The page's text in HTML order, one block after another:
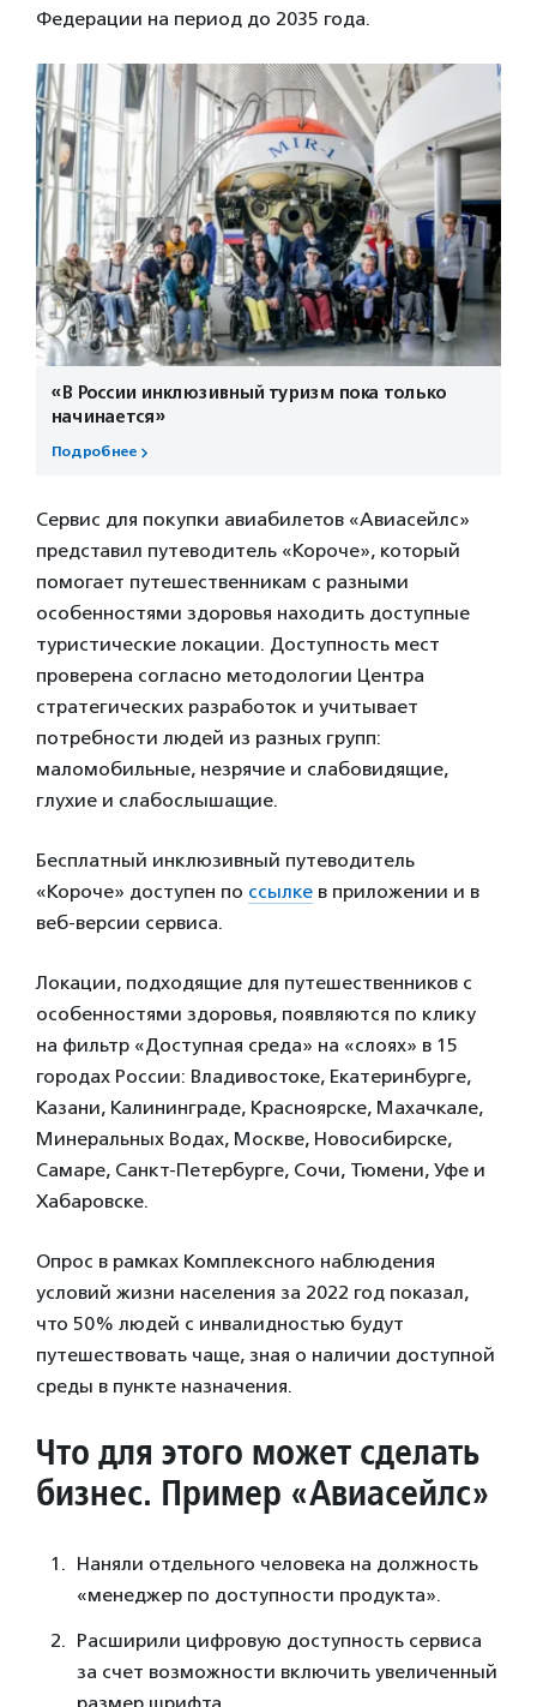
Федерации на период до 2035 года.
«В России инклюзивный туризм пока только
начинается»
Подробнее
Сервис для покупки авиабилетов «Авиасейлс»
представил путеводитель «Короче», который
помогает путешественникам с разными
особенностями здоровья находить доступные
туристические локации. Доступность мест
проверена согласно методологии Центра
стратегических разработок и учитывает
потребности людей из разных групп:
маломобильные, незрячие и слабовидящие,
глухие и слабослышащие.
Бесплатный инклюзивный путеводитель
«Короче» доступен по ссылке в приложении и в
веб-версии сервиса.
Локации, подходящие для путешественников с
особенностями здоровья, появляются по клику
на фильтр «Доступная среда» на «слоях» в 15
городах России: Владивостоке, Екатеринбурге,
Казани, Калининграде, Красноярске, Махачкале,
Минеральных Водах, Москве, Новосибирске,
Самаре, Санкт-Петербурге, Сочи, Тюмени, Уфе и
Хабаровске.
Опрос в рамках Комплексного наблюдения
условий жизни населения за 2022 год показал,
что 50% людей с инвалидностью будут
путешествовать чаще, зная о наличии доступной
среды в пункте назначения.
Что для этого может сделать
бизнес. Пример «Авиасейлс»
Наняли отдельного человека на должность
«менеджер по доступности продукта».
Расширили цифровую доступность сервиса
за счет возможности включить увеличенный